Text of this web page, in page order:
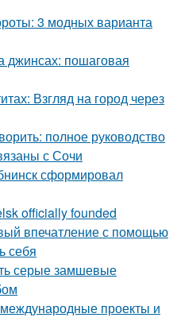
3 модных варианта
джинсах: пошаговая
Взгляд на город через
полное руководство
с Сочи
сформировал
officially founded
впечатление с помощью
себя
серые замшевые
проекты и